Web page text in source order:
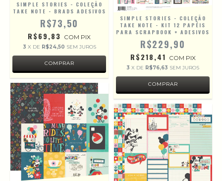
SIMPLE STORIES - COLEÇÃO
TAKE NOTE - BRADS ADESIVOS
R$73,50
R$69,83 COM PIX
3 X DE R$24,50 SEM JUROS
SIMPLE STORIES - COLEÇÃO
TAKE NOTE - KIT 12 PAPÉIS
PARA SCRAPBOOK + ADESIVOS
R$229,90
R$218,41 COM PIX
3 X DE R$76,63 SEM JUROS